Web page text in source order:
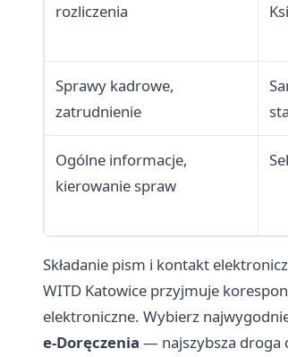
rozliczenia
Sprawy kadrowe,
zatrudnienie
Ogólne informacje,
kierowanie spraw
Składanie pism i kontakt
WITD Katowice przyjmuje
elektroniczne. Wybierz
e-Doręczenia — najszybsza droga